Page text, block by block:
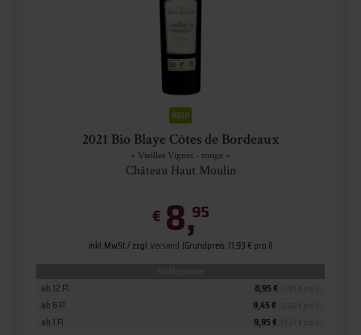
2021 Bio Blaye Côtes de Bordeaux
» Vieilles Vignes - rouge «
Château Haut Moulin
€ 8,95
inkl. MwSt. / zzgl.Versand (Grundpreis: 11,93 € pro l)
ab 1 Fl. 9,95 €
ab 6 Fl. 9,45 €
ab 12 Fl. 8,95 €